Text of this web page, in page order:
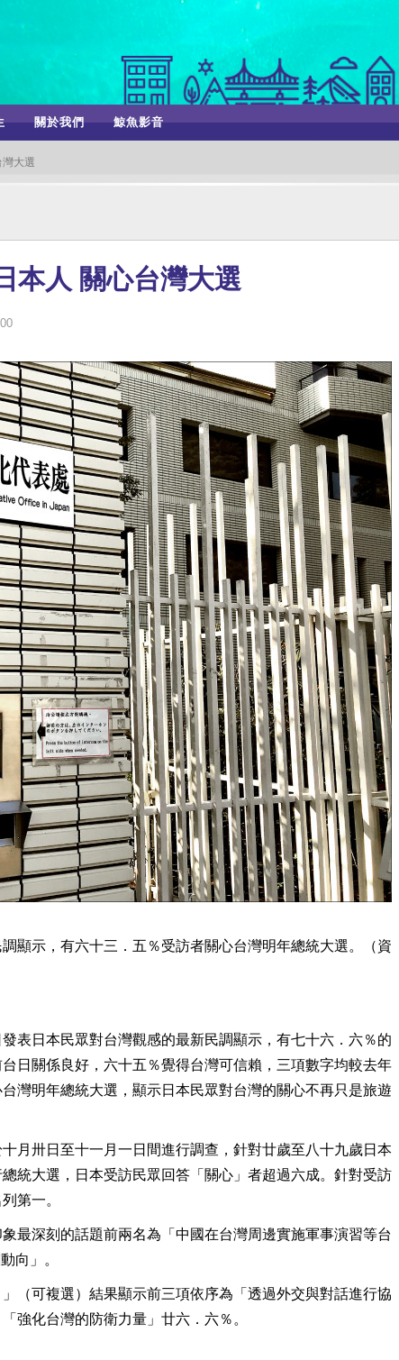
關於我們 鯨魚影音
大選
本人 關心台灣大選
顯示，有六十三．五％受訪者關心台灣明年總統大選。（資
表日本民眾對台灣觀感的最新民調顯示，有七十六．六％的
日關係良好，六十五％覺得台灣可信賴，三項數字均較去年
灣明年總統大選，顯示日本民眾對台灣的關心不再只是旅遊
月卅日至十一月一日間進行調查，針對廿歲至八十九歲日本
統大選，日本受訪民眾回答「關心」者超過六成。針對受訪
第一。
最深刻的話題前兩名為「中國在台灣周邊實施軍事演習等台
向」。
（可複選）結果顯示前三項依序為「透過外交與對話進行協
強化台灣的防衛力量」廿六．六％。